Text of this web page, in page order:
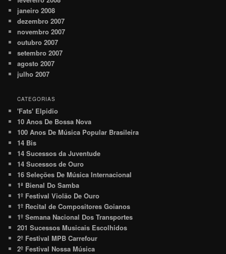
janeiro 2008
dezembro 2007
novembro 2007
outubro 2007
setembro 2007
agosto 2007
julho 2007
CATEGORIAS
'Fats' Elpidio
10 Anos De Bossa Nova
100 Anos De Música Popular Brasileira
14 Bis
14 Sucessos da Juventude
14 Sucessos de Ouro
16 Seleções De Música Internacional
1ª Bienal Do Samba
1º Festival Violão De Ouro
1º Recital de Compositores Goianos
1º Semana Nacional Dos Transportes
201 Sucessos Musicais Escolhidos
2º Festival MPB Carrefour
2º Festival Nossa Música